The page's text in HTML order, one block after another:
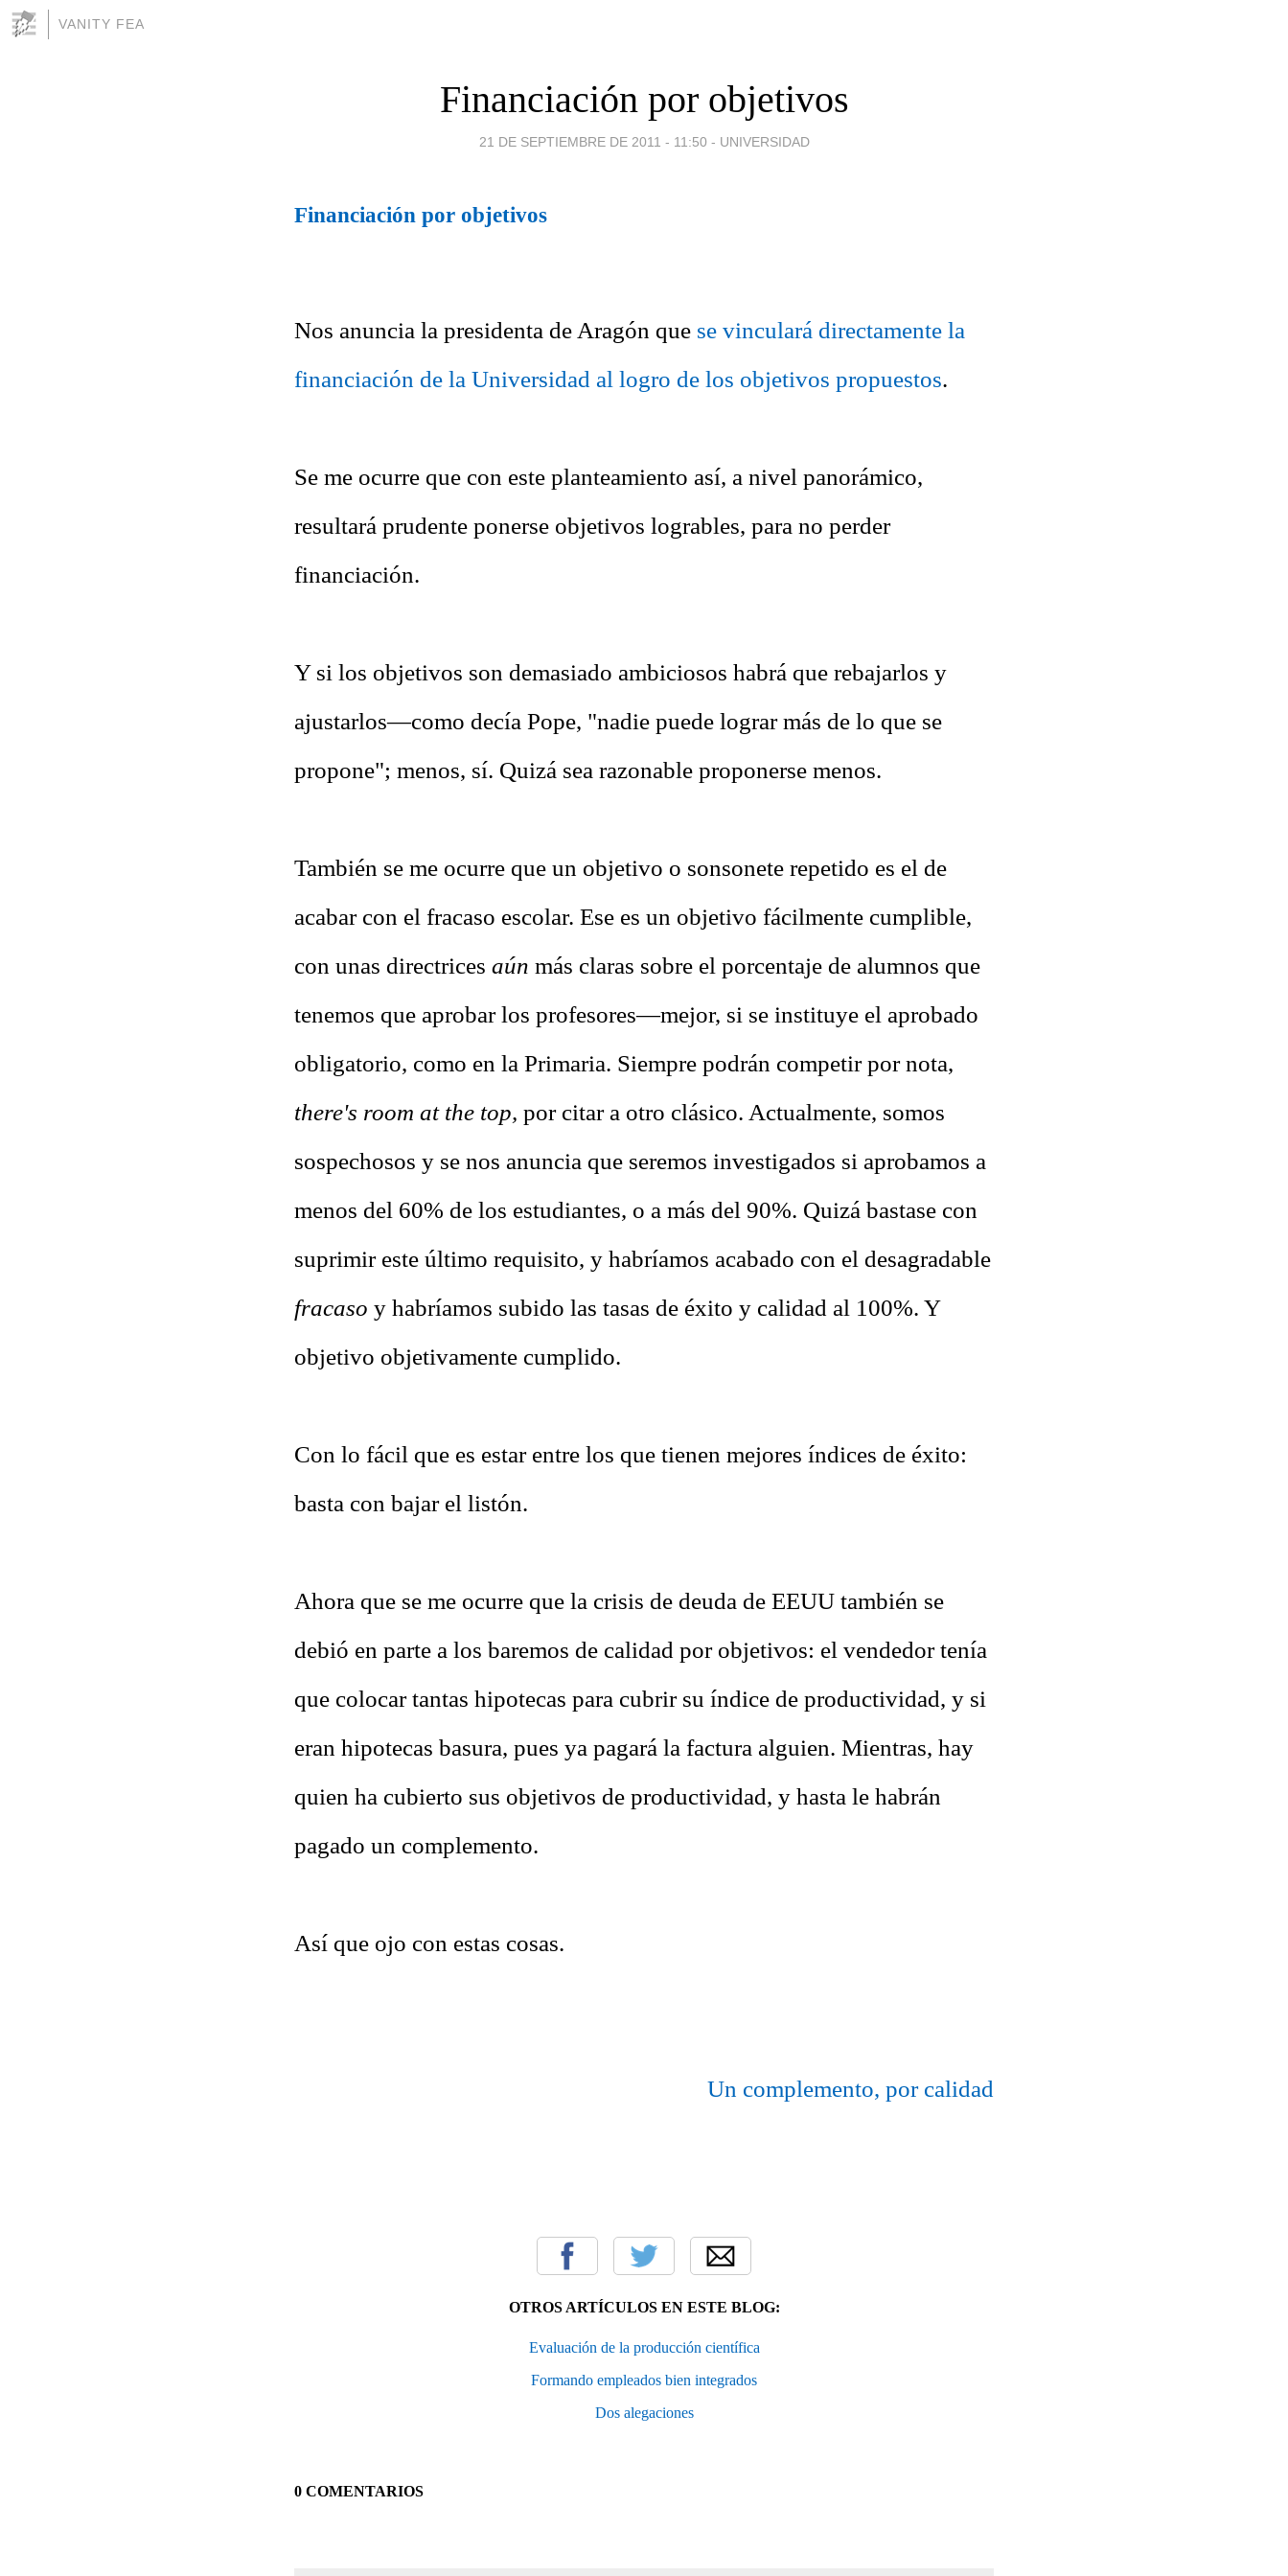
VANITY FEA
Financiación por objetivos
21 DE SEPTIEMBRE DE 2011 - 11:50 - UNIVERSIDAD
Financiación por objetivos
Nos anuncia la presidenta de Aragón que se vinculará directamente la
financiación de la Universidad al logro de los objetivos propuestos.
Se me ocurre que con este planteamiento así, a nivel panorámico,
resultará prudente ponerse objetivos logrables, para no perder
financiación.
Y si los objetivos son demasiado ambiciosos habrá que rebajarlos y
ajustarlos—como decía Pope, "nadie puede lograr más de lo que se
propone"; menos, sí. Quizá sea razonable proponerse menos.
También se me ocurre que un objetivo o sonsonete repetido es el de
acabar con el fracaso escolar. Ese es un objetivo fácilmente cumplible,
con unas directrices aún más claras sobre el porcentaje de alumnos que
tenemos que aprobar los profesores—mejor, si se instituye el aprobado
obligatorio, como en la Primaria. Siempre podrán competir por nota,
there's room at the top, por citar a otro clásico. Actualmente, somos
sospechosos y se nos anuncia que seremos investigados si aprobamos a
menos del 60% de los estudiantes, o a más del 90%. Quizá bastase con
suprimir este último requisito, y habríamos acabado con el desagradable
fracaso y habríamos subido las tasas de éxito y calidad al 100%. Y
objetivo objetivamente cumplido.
Con lo fácil que es estar entre los que tienen mejores índices de éxito:
basta con bajar el listón.
Ahora que se me ocurre que la crisis de deuda de EEUU también se
debió en parte a los baremos de calidad por objetivos: el vendedor tenía
que colocar tantas hipotecas para cubrir su índice de productividad, y si
eran hipotecas basura, pues ya pagará la factura alguien. Mientras, hay
quien ha cubierto sus objetivos de productividad, y hasta le habrán
pagado un complemento.
Así que ojo con estas cosas.
Un complemento, por calidad
OTROS ARTÍCULOS EN ESTE BLOG:
Evaluación de la producción científica
Formando empleados bien integrados
Dos alegaciones
0 COMENTARIOS